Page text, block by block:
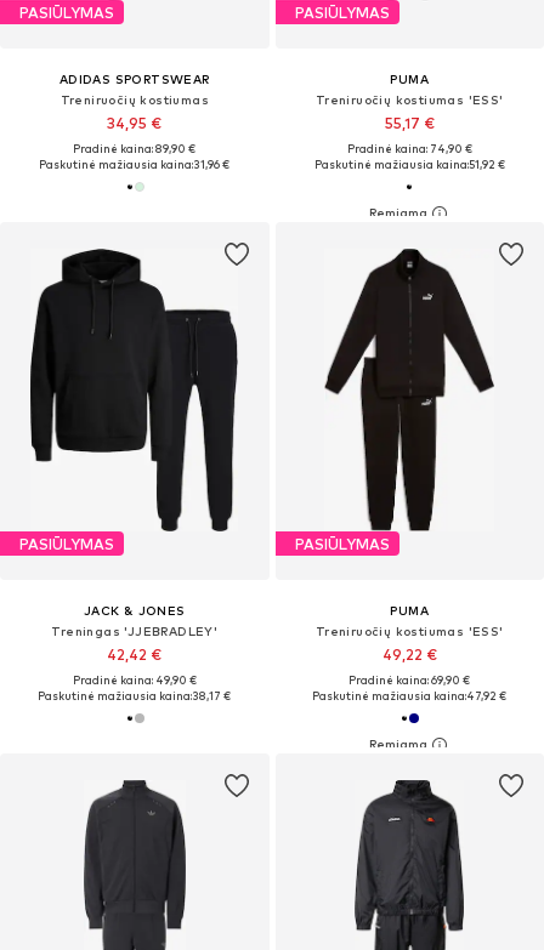
PASIŪLYMAS
ADIDAS SPORTSWEAR
Treniruočių kostiumas
34,95 €
Pradinė kaina: 89,90 €
Paskutinė mažiausia kaina:31,96 €
PASIŪLYMAS
PUMA
Treniruočių kostiumas 'ESS'
55,17 €
Pradinė kaina: 74,90 €
Paskutinė mažiausia kaina:51,92 €
PASIŪLYMAS
JACK & JONES
Treningas 'JJEBRADLEY'
42,42 €
Pradinė kaina: 49,90 €
Paskutinė mažiausia kaina:38,17 €
PASIŪLYMAS
PUMA
Treniruočių kostiumas 'ESS'
49,22 €
Pradinė kaina: 69,90 €
Paskutinė mažiausia kaina:47,92 €